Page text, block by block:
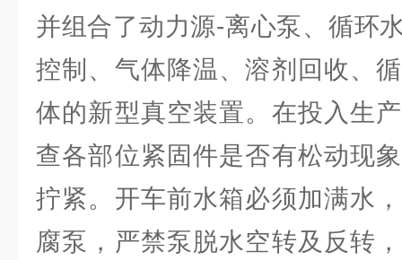
并组合了动力源-离心泵、循环
控制、气体降温、溶剂回收、
体的新型真空装置。在投入生
查各部位紧固件是否有松动现
拧紧。开车前水箱必须加满水
腐泵，严禁泵脱水空转及反转